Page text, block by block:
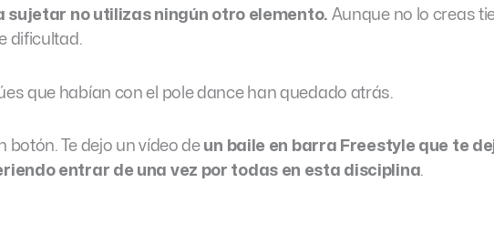
sujetar no utilizas ningún otro elemento. Aunque no lo creas
dificultad.
que habían con el pole dance han quedado atrás.
botón. Te dejo un vídeo de un baile en barra Freestyle que te
entrar de una vez por todas en esta disciplina.